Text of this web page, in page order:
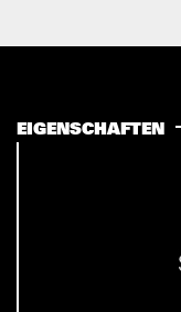
EIGENSCHAFTEN